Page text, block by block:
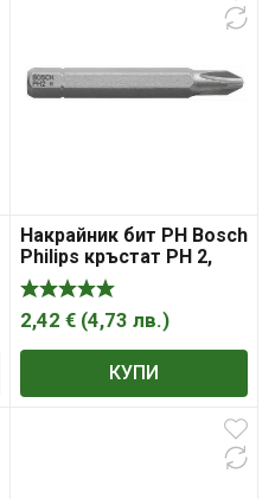
Накрайник бит PH Bosch
Philips кръстат PH 2,
1/4″, 50 мм, Extra Hard
2,42 € (4,73 лв.)
КУПИ